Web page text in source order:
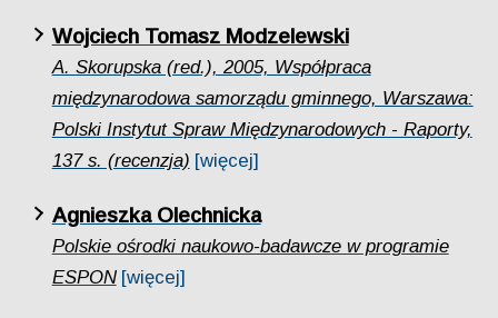
Wojciech Tomasz Modzelewski
A. Skorupska (red.), 2005, Współpraca
międzynarodowa samorządu gminnego, Warszawa:
Polski Instytut Spraw Międzynarodowych - Raporty,
137 s. (recenzja) [więcej]
Agnieszka Olechnicka
Polskie ośrodki naukowo-badawcze w programie
ESPON [więcej]